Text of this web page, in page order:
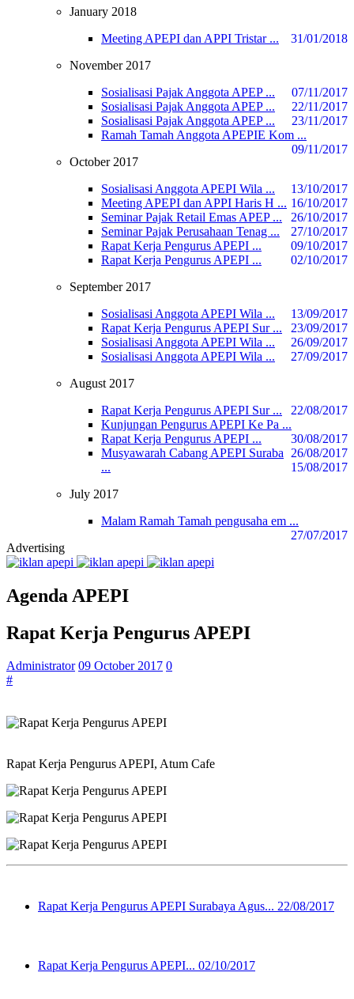
January 2018
Meeting APEPI dan APPI Tristar ...
31/01/2018
November 2017
Sosialisasi Pajak Anggota APEP ...
07/11/2017
Sosialisasi Pajak Anggota APEP ...
22/11/2017
Sosialisasi Pajak Anggota APEP ...
23/11/2017
Ramah Tamah Anggota APEPIE Kom ...
09/11/2017
October 2017
Sosialisasi Anggota APEPI Wila ...
13/10/2017
Meeting APEPI dan APPI Haris H ... 16/10/2017
Seminar Pajak Retail Emas APEP ...
26/10/2017
Seminar Pajak Perusahaan Tenag ...
27/10/2017
Rapat Kerja Pengurus APEPI ...
09/10/2017
Rapat Kerja Pengurus APEPI ...
02/10/2017
September 2017
Sosialisasi Anggota APEPI Wila ...
13/09/2017
Rapat Kerja Pengurus APEPI Sur ...
23/09/2017
Sosialisasi Anggota APEPI Wila ...
26/09/2017
Sosialisasi Anggota APEPI Wila ...
27/09/2017
August 2017
Rapat Kerja Pengurus APEPI Sur ...
22/08/2017
Kunjungan Pengurus APEPI Ke Pa ...
30/08/2017
Rapat Kerja Pengurus APEPI ...
26/08/2017
Musyawarah Cabang APEPI Suraba
...
15/08/2017
July 2017
Malam Ramah Tamah pengusaha em ...
27/07/2017
Advertising
Agenda APEPI
Rapat Kerja Pengurus APEPI
Administrator 09 October 2017 0
#
Rapat Kerja Pengurus APEPI, Atum Cafe
Rapat Kerja Pengurus APEPI Surabaya Agus... 22/08/2017
Rapat Kerja Pengurus APEPI... 02/10/2017